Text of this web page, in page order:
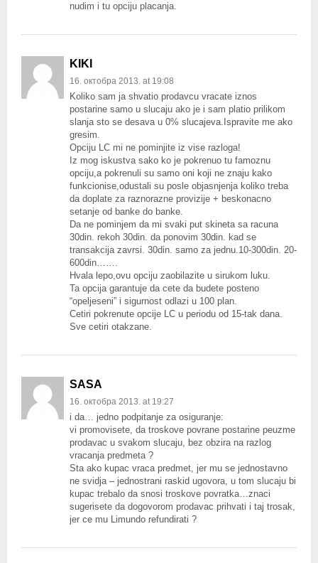
nudim i tu opciju placanja.
KIKI
16. октобра 2013. at 19:08
Koliko sam ja shvatio prodavcu vracate iznos
postarine samo u slucaju ako je i sam platio prilikom
slanja sto se desava u 0% slucajeva.Ispravite me ako
gresim.
Opciju LC mi ne pominjite iz vise razloga!
Iz mog iskustva sako ko je pokrenuo tu famoznu
opciju,a pokrenuli su samo oni koji ne znaju kako
funkcionise,odustali su posle objasnjenja koliko treba
da doplate za raznorazne provizije + beskonacno
setanje od banke do banke.
Da ne pominjem da mi svaki put skineta sa racuna
30din. rekoh 30din. da ponovim 30din. kad se
transakcija zavrsi. 30din. samo za jednu.10-300din. 20-
600din…….
Hvala lepo,ovu opciju zaobilazite u sirukom luku.
Ta opcija garantuje da cete da budete posteno
“opeljeseni” i sigurnost odlazi u 100 plan.
Cetiri pokrenute opcije LC u periodu od 15-tak dana.
Sve cetiri otakzane.
SASA
16. октобра 2013. at 19:27
i da… jedno podpitanje za osiguranje:
vi promovisete, da troskove povrane postarine peuzme
prodavac u svakom slucaju, bez obzira na razlog
vracanja predmeta ?
Sta ako kupac vraca predmet, jer mu se jednostavno
ne svidja – jednostrani raskid ugovora, u tom slucaju bi
kupac trebalo da snosi troskove povratka…znaci
sugerisete da dogovorom prodavac prihvati i taj trosak,
jer ce mu Limundo refundirati ?